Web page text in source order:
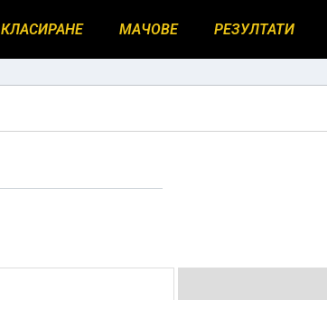
КЛАСИРАНЕ МАЧОВЕ РЕЗУЛТАТИ